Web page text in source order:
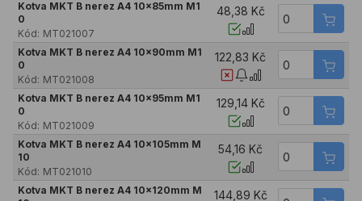
Kotva MKT B nerez A4 10x85mm M1
0
Kód: MT021007
48,38 Kč
Kotva MKT B nerez A4 10x90mm M1
0
Kód: MT021008
122,83 Kč
Kotva MKT B nerez A4 10x95mm M1
0
Kód: MT021009
129,14 Kč
Kotva MKT B nerez A4 10x105mm M
10
Kód: MT021010
54,16 Kč
Kotva MKT B nerez A4 10x120mm M
144,89 Kč